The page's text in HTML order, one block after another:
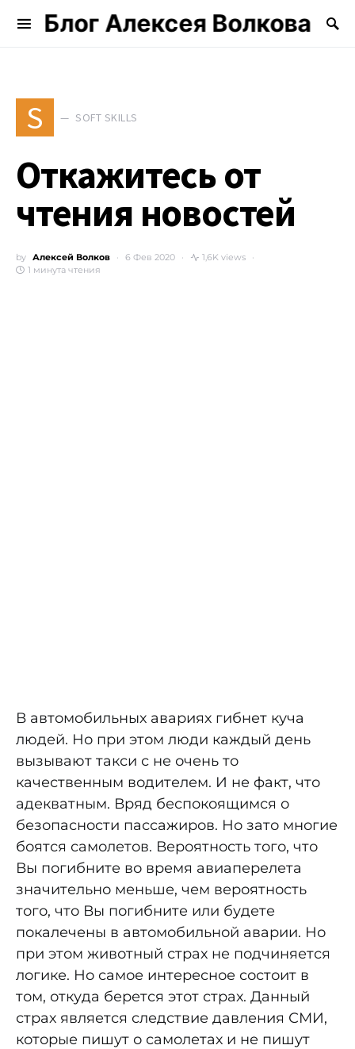
Блог Алексея Волкова
Search for:
S SOFT SKILLS
Откажитесь от
чтения новостей
by Алексей Волков 6 Фев 2020
1,6K views
1 минута чтения
В автомобильных авариях гибнет куча
людей. Но при этом люди каждый день
вызывают такси с не очень то
качественным водителем. И не факт, что
адекватным. Вряд беспокоящимся о
безопасности пассажиров. Но зато многие
боятся самолетов. Вероятность того, что
Вы погибните во время авиаперелета
значительно меньше, чем вероятность
того, что Вы погибните или будете
покалечены в автомобильной аварии. Но
при этом животный страх не подчиняется
логике. Но самое интересное состоит в
том, откуда берется этот страх. Данный
страх является следствие давления СМИ,
которые пишут о самолетах и не пишут